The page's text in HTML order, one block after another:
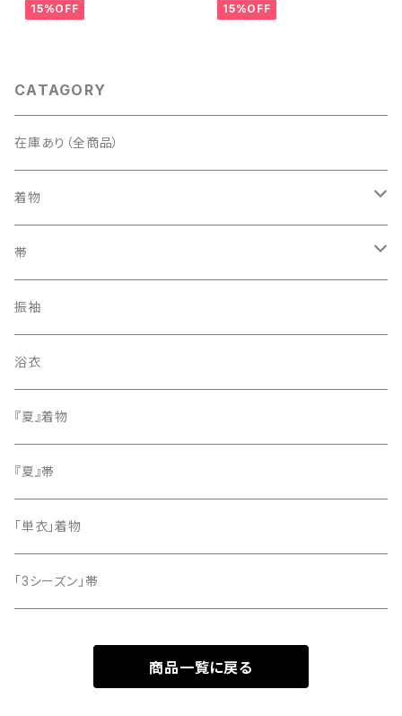
15%OFF 15%OFF
CATAGORY
在庫あり（全商品）
着物
訪問着・付下げ
紬
色無地
小紋
留袖
帯
袋帯
名古屋帯
振袖
浴衣
『夏』着物
『夏』帯
「単衣」着物
「3シーズン」帯
商品一覧に戻る